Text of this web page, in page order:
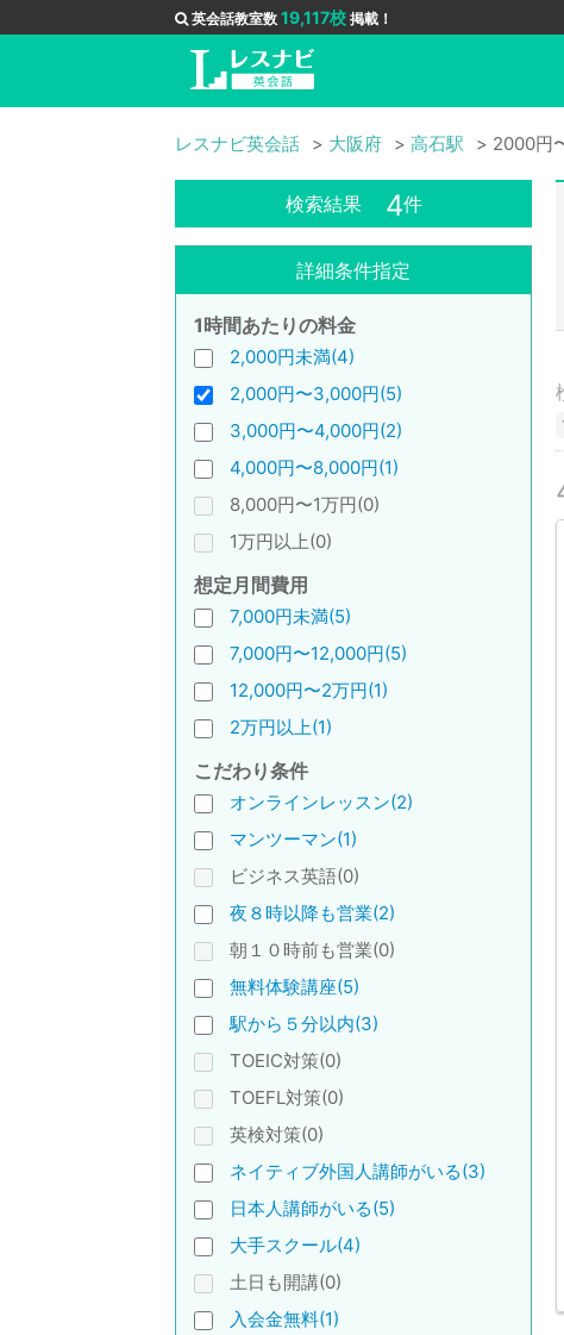
英会話教室数 19,117校 掲載！
レスナビ英会話 大阪府 高石駅 2000円
検索結果 4件
詳細条件指定
1時間あたりの料金
2,000円未満(4)
2,000円〜3,000円(5)
3,000円〜4,000円(2)
4,000円〜8,000円(1)
8,000円〜1万円(0)
1万円以上(0)
想定月間費用
7,000円未満(5)
7,000円〜12,000円(5)
12,000円〜2万円(1)
2万円以上(1)
こだわり条件
オンラインレッスン(2)
マンツーマン(1)
ビジネス英語(0)
夜８時以降も営業(2)
朝１０時前も営業(0)
無料体験講座(5)
駅から５分以内(3)
TOEIC対策(0)
TOEFL対策(0)
英検対策(0)
ネイティブ外国人講師がいる(3)
日本人講師がいる(5)
大手スクール(4)
土日も開講(0)
入会金無料(1)